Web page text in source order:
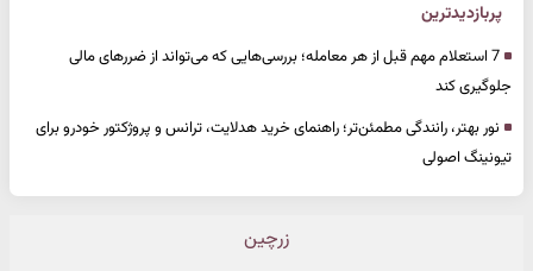
پربازدیدترین
7 استعلام مهم قبل از هر معامله؛ بررسی‌هایی که می‌تواند از ضررهای مالی
جلوگیری کند
نور بهتر، رانندگی مطمئن‌تر؛ راهنمای خرید هدلایت، ترانس و پروژکتور خودرو برای
تیونینگ اصولی
زرچین